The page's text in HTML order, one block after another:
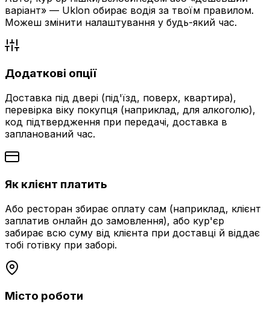
варіант» — Uklon обирає водія за твоїм правилом.
Можеш змінити налаштування у будь-який час.
Додаткові опції
Доставка під двері (під'їзд, поверх, квартира),
перевірка віку покупця (наприклад, для алкоголю),
код підтвердження при передачі, доставка в
запланований час.
Як клієнт платить
Або ресторан збирає оплату сам (наприклад, клієнт
заплатив онлайн до замовлення), або кур'єр
забирає всю суму від клієнта при доставці й віддає
тобі готівку при заборі.
Місто роботи